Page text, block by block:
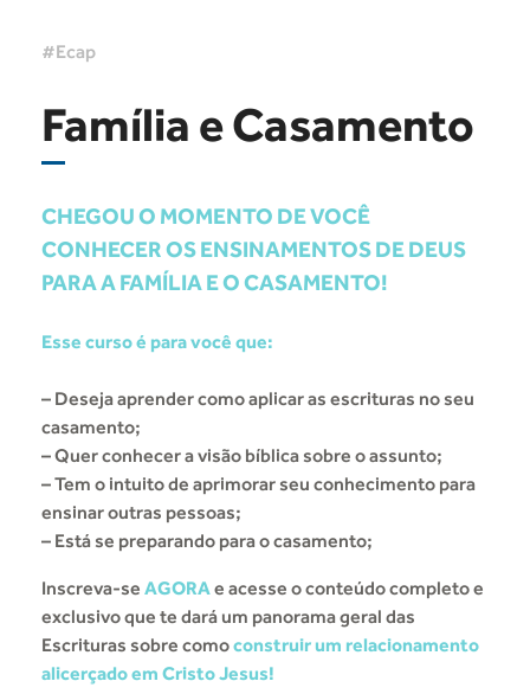
Ecap
Família e Casamento
CHEGOU O MOMENTO DE VOCÊ
CONHECER OS ENSINAMENTOS DE DEUS
PARA A FAMÍLIA E O CASAMENTO!
Esse curso é para você que:
– Deseja aprender como aplicar as escrituras no seu
casamento;
– Quer conhecer a visão bíblica sobre o assunto;
– Tem o intuito de aprimorar seu conhecimento para
ensinar outras pessoas;
– Está se preparando para o casamento;
Inscreva-seAGORAe acesse o conteúdo completo e
exclusivo que te dará um panorama geral das
Escrituras sobre comoconstruir um relacionamento
alicerçado em Cristo Jesus!